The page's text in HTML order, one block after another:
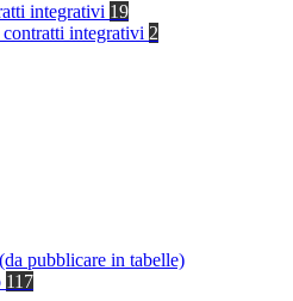
integrativi 19
integrativi 2
pubblicare in tabelle)
117